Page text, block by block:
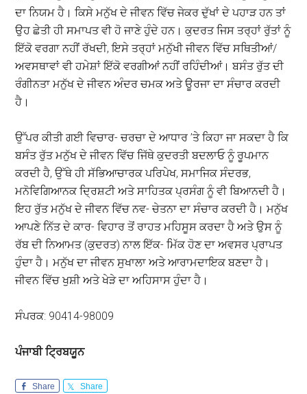
ਦਾ ਨਿਯਮ ਹੈ। ਕਿਸੇ ਮਨੁੱਖ ਦੇ ਜੀਵਨ ਵਿੱਚ ਜੇਕਰ ਦੁੱਖਾਂ ਦੇ ਪਹਾੜ ਹਨ ਤਾਂ
ਉਹ ਛੇਤੀ ਹੀ ਸਮਾਪਤ ਵੀ ਹੋ ਜਾਣੇ ਹੁੰਦੇ ਹਨ। ਕੁਦਰਤ ਜਿਸ ਤਰ੍ਹਾਂ ਰੁੱਤਾਂ ਨੂੰ
ਇੱਕੋ ਵਰਗਾ ਨਹੀਂ ਰੱਖਦੀ, ਇਸੇ ਤਰ੍ਹਾਂ ਮਨੁੱਖੀ ਜੀਵਨ ਵਿੱਚ ਸਥਿਤੀਆਂ/
ਅਵਸਥਾਵਾਂ ਵੀ ਹਮੇਸ਼ਾਂ ਇੱਕੋ ਵਰਗੀਆਂ ਨਹੀਂ ਰਹਿੰਦੀਆਂ। ਬਸੰਤ ਰੁੱਤ ਦੀ
ਰੰਗੀਨਤਾ ਮਨੁੱਖ ਦੇ ਜੀਵਨ ਅੰਦਰ ਚਮਕ ਅਤੇ ਊਰਜਾ ਦਾ ਸੰਚਾਰ ਕਰਦੀ
ਹੈ।
ਉੱਪਰ ਕੀਤੀ ਗਈ ਵਿਚਾਰ- ਚਰਚਾ ਦੇ ਆਧਾਰ ’ਤੇ ਕਿਹਾ ਜਾ ਸਕਦਾ ਹੈ ਕਿ
ਬਸੰਤ ਰੁੱਤ ਮਨੁੱਖ ਦੇ ਜੀਵਨ ਵਿੱਚ ਜਿੱਥੇ ਕੁਦਰਤੀ ਬਦਲਾਓ ਨੂੰ ਰੂਪਮਾਨ
ਕਰਦੀ ਹੈ, ਉੱਥੇ ਹੀ ਸੱਭਿਆਚਾਰਕ ਪਰਿਪੇਖ, ਸਮਾਜਿਕ ਸੰਦਰਭ,
ਮਨੋਵਿਗਿਆਨਕ ਦ੍ਰਿਸ਼ਟੀ ਅਤੇ ਸਾਹਿਤਕ ਪ੍ਰਸੰਗ ਨੂੰ ਵੀ ਬਿਆਨਦੀ ਹੈ।
ਇਹ ਰੁੱਤ ਮਨੁੱਖ ਦੇ ਜੀਵਨ ਵਿੱਚ ਨਵ- ਚੇਤਨਾ ਦਾ ਸੰਚਾਰ ਕਰਦੀ ਹੈ। ਮਨੁੱਖ
ਆਪਣੇ ਨਿੱਤ ਦੇ ਕਾਰ- ਵਿਹਾਰ ਤੋਂ ਰਾਹਤ ਮਹਿਸੂਸ ਕਰਦਾ ਹੈ ਅਤੇ ਉਸ ਨੂੰ
ਰੱਬ ਦੀ ਨਿਆਮਤ (ਕੁਦਰਤ) ਨਾਲ ਇੱਕ- ਮਿੱਕ ਹੋਣ ਦਾ ਅਵਸਰ ਪ੍ਰਾਪਤ
ਹੁੰਦਾ ਹੈ। ਮਨੁੱਖ ਦਾ ਜੀਵਨ ਸੁਖਾਲਾ ਅਤੇ ਆਰਾਮਦਾਇਕ ਬਣਦਾ ਹੈ।
ਜੀਵਨ ਵਿੱਚ ਖੁਸ਼ੀ ਅਤੇ ਖੇੜੇ ਦਾ ਅਹਿਸਾਸ ਹੁੰਦਾ ਹੈ।
ਸੰਪਰਕ: 90414-98009
ਪੰਜਾਬੀ ਟ੍ਰਿਬਯੂਨ
Share Share